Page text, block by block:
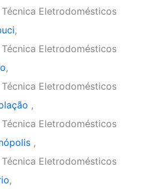
Eletrodomésticos
,
Eletrodomésticos
,
Eletrodomésticos
,
Eletrodomésticos
,
Eletrodomésticos
,